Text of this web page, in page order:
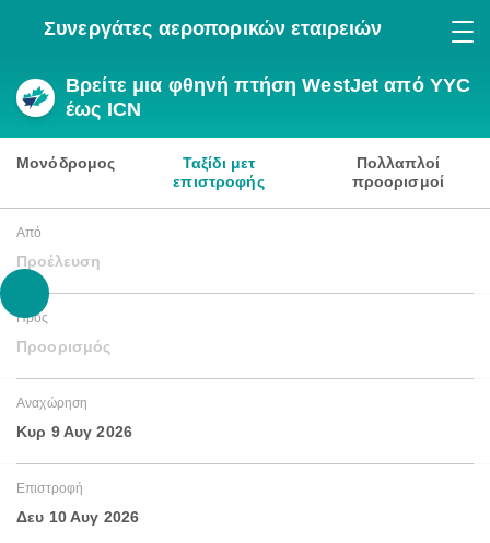
Συνεργάτες αεροπορικών εταιρειών
Βρείτε μια φθηνή πτήση WestJet από YYC
έως ICN
Μονόδρομος
Ταξίδι μετ
επιστροφής
Πολλαπλοί
προορισμοί
Από
Προέλευση
Προς
Προορισμός
Αναχώρηση
Κυρ 9 Αυγ 2026
Επιστροφή
Δευ 10 Αυγ 2026